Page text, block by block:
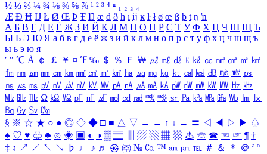
½ ⅓ ⅔ ¼ ¾ ⅛ ⅜ ⅝ ⅞ ¹ ² ³ ⁴ ⁿ ₁ ₂ ₃ ₄
Æ Ð Ħ Ĳ Ł Ø Œ Þ Ŧ Ŋ æ đ ð ħ ı ĳ ĸ ŀ ł ø œ ß þ ŧ ŋ ŉ
А Б В Г Д Е Ё Ж З И Й К Л М Н О П Р С Т У Ф Х Ц Ч Ш Щ Ъ
Ы Ь Э Ю Я а б в г д е ё ж з и й к л м н о п р с т у ф х ц ч ш щ ъ
ы ь э ю я
′ ″ ℃ Å ￠ ￡ ￥ ¤ ℉ ‰ ＄ ％ Ｆ ￦ ㎕ ㎖ ㎗ ℓ ㎘ ㏄ ㎣ ㎤ ㎥ ㎦
㎙ ㎚ ㎛ ㎜ ㎝ ㎞ ㎟ ㎠ ㎡ ㎢ ㏊ ㎍ ㎎ ㎏ ㏏ ㎈ ㎉ ㏈ ㎧ ㎨ ㎰
㎱ ㎲ ㎳ ㎴ ㎵ ㎶ ㎷ ㎸ ㎹ ㎀ ㎁ ㎂ ㎃ ㎄ ㎺ ㎻ ㎽ ㎾ ㎿ ㎐ ㎑
㎒ ㎓ ㎔ Ω ㏀ ㏁ ㎊ ㎋ ㎌ ㏖ ㏅ ㎭ ㎮ ㎯ ㏛ ㎩ ㎪ ㎫ ㎬ ㏝ ㏐
㏓
㏃ ㏉ ㏜ ㏆
§ ※ ☆ ★ ○ ● ◎ ◇ ◆ □ ■ △ ▽ → ← ↑ ↓ ↔ 〓 ◁ ◀ ▷ ▶ ♤
♠ ♡ ♥ ♧ ♣ ⊙ ◈ ▣ ◐ ◑ ▒ ▤ ▨ ▧ ▦ ▩ ♨ ☏ ☎ ☜ ☞ ¶ †
‡ ↕ ↗ ↙ ↖ ↘ ♭ ♩ ♪ ♬ ㉿ ㈜ № ㏇ ™ ㏂ ㏘ ℡ ＃ ＆ ＊ ＠ ª º